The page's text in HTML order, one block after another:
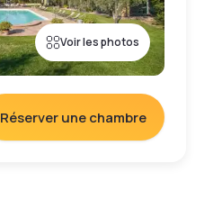
Voir les photos
Réserver une chambre